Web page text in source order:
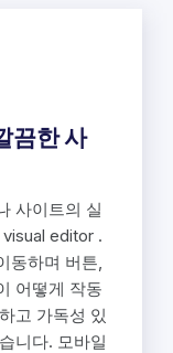
끔한 사
사이트의 실
editor .
동하며 버튼,
어떻게 작동
고 가독성 있
니다. 모바일